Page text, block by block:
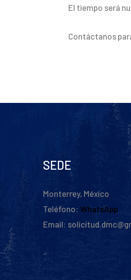
El tiempo será
Contáctanos
SEDE
Monterrey, México
Teléfono: WhatsApp
Email: